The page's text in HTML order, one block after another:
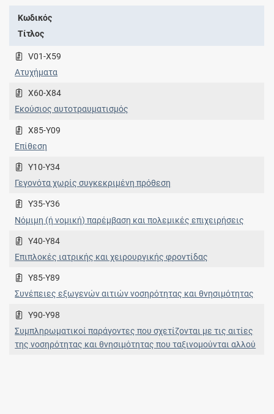
Κωδικός
Τίτλος
V01-X59
Ατυχήματα
X60-X84
Εκούσιος αυτοτραυματισμός
X85-Y09
Επίθεση
Y10-Y34
Γεγονότα χωρίς συγκεκριμένη πρόθεση
Y35-Y36
Νόμιμη (ή νομική) παρέμβαση και πολεμικές επιχειρήσεις
Y40-Y84
Επιπλοκές ιατρικής και χειρουργικής φροντίδας
Y85-Y89
Συνέπειες εξωγενών αιτιών νοσηρότητας και θνησιμότητας
Y90-Y98
Συμπληρωματικοί παράγοντες που σχετίζονται με τις αιτίες
της νοσηρότητας και θνησιμότητας που ταξινομούνται αλλού